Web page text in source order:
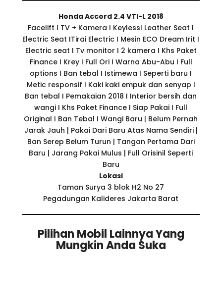
Honda Accord 2.4 VTI-L 2018
Facelift I TV + Kamera I KeylessI Leather Seat I
Electric Seat ITirai Electric I Mesin ECO Dream Irit I
Electric seat I Tv monitor I 2 kamera I Khs Paket
Finance I Krey I Full Ori I Warna Abu-Abu I Full
options I Ban tebal I Istimewa I Seperti baru I
Metic responsif I Kaki kaki empuk dan senyap I
Ban tebal I Pemakaian 2018 I Interior bersih dan
wangi I Khs Paket Finance I Siap Pakai I Full
Original I Ban Tebal I Wangi Baru | Belum Pernah
Jarak Jauh | Pakai Dari Baru Atas Nama Sendiri |
Ban Serep Belum Turun | Tangan Pertama Dari
Baru | Jarang Pakai Mulus | Full Orisinil Seperti
Baru
Lokasi
Taman Surya 3 blok H2 No 27
Pegadungan Kalideres Jakarta Barat
Pilihan Mobil Lainnya Yang
Mungkin Anda Suka